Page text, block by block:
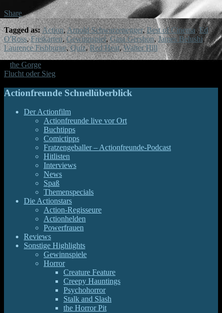
Share
Tagged as:Action,Arnold Schwarzenegger,Best of Cinema,Ed
O'Ross,Freikarten,Gewinnspiel,Gina Gershon,James Belushi,
Laurence Fishburne,Quiz,Red Heat,Walter Hill
the Gorge
Flucht oder Sieg
Actionfreunde Schnellüberblick
Der Actionfilm
Actionfreunde live vor Ort
Buchtipps
Comictipps
Fratzengeballer – Actionfreunde-Podcast
Hitlisten
Interviews
News
Spaß
Themenspecials
Die Actionstars
Action-Regisseure
Actionhelden
Powerfrauen
Reviews
Sonstige Highlights
Gewinnspiele
Horror
Creature Feature
Creepy Hauntings
Psychohorror
Stalk and Slash
the Horror Pit